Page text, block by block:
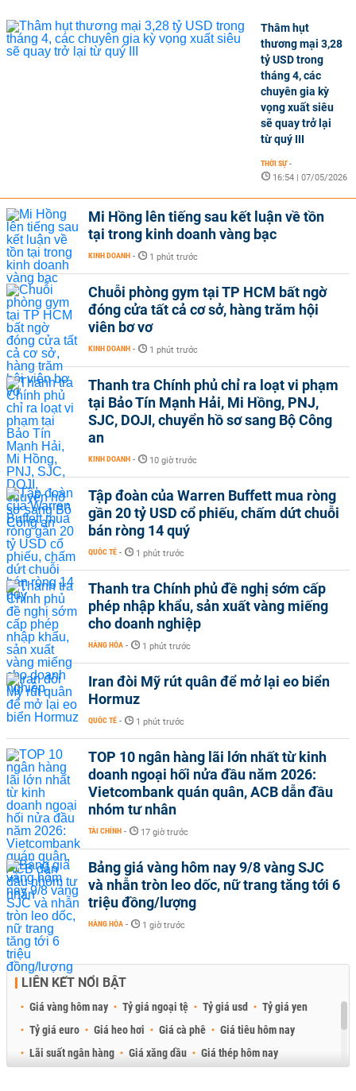
Thâm hụt
thương mại 3,28
tỷ USD trong
tháng 4, các
chuyên gia kỳ
vọng xuất siêu
sẽ quay trở lại
từ quý III
THỜI SỰ -
16:54 | 07/05/2026
Mi Hồng lên tiếng sau kết luận về tồn
tại trong kinh doanh vàng bạc
KINH DOANH - 1 phút trước
Chuỗi phòng gym tại TP HCM bất ngờ
đóng cửa tất cả cơ sở, hàng trăm hội
viên bơ vơ
KINH DOANH - 1 phút trước
Thanh tra Chính phủ chỉ ra loạt vi phạm
tại Bảo Tín Mạnh Hải, Mi Hồng, PNJ,
SJC, DOJI, chuyển hồ sơ sang Bộ Công
an
KINH DOANH - 10 giờ trước
Tập đoàn của Warren Buffett mua ròng
gần 20 tỷ USD cổ phiếu, chấm dứt chuỗi
bán ròng 14 quý
QUỐC TẾ - 1 phút trước
Thanh tra Chính phủ đề nghị sớm cấp
phép nhập khẩu, sản xuất vàng miếng
cho doanh nghiệp
HÀNG HÓA - 1 phút trước
Iran đòi Mỹ rút quân để mở lại eo biển
Hormuz
QUỐC TẾ - 1 phút trước
TOP 10 ngân hàng lãi lớn nhất từ kinh
doanh ngoại hối nửa đầu năm 2026:
Vietcombank quán quân, ACB dẫn đầu
nhóm tư nhân
TÀI CHÍNH - 17 giờ trước
Bảng giá vàng hôm nay 9/8 vàng SJC
và nhẫn tròn leo dốc, nữ trang tăng tới 6
triệu đồng/lượng
HÀNG HÓA - 1 giờ trước
LIÊN KẾT NỔI BẬT
Giá vàng hôm nay Tỷ giá ngoại tệ Tỷ giá usd
Tỷ giá yen
Tỷ giá euro
Giá heo hơi Giá cà phê
Giá tiêu hôm nay
Lãi suất ngân hàng
Giá xăng dầu
Giá thép hôm nay